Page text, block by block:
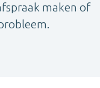
maken of